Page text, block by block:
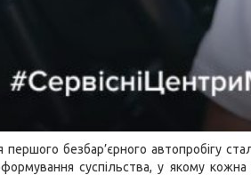
першого безбар’єрного автопробігу
суспільства, у якому